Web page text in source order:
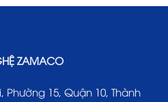
ZAMACO
Phường 15, Quận 10, Thành